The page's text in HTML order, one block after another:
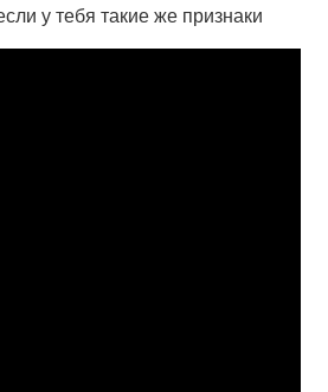
у тебя такие же признаки